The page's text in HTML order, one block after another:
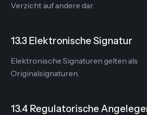
Verzicht auf andere dar.
13.3 Elektronische Signatur
Elektronische Signaturen gelten als
Originalsignaturen.
13.4 Regulatorische